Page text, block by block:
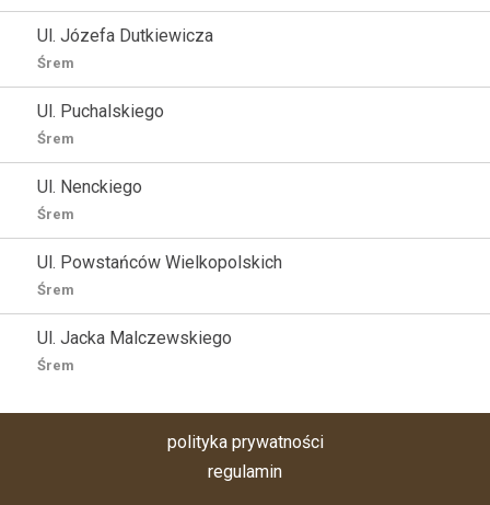
Ul. Józefa Dutkiewicza
Śrem
Ul. Puchalskiego
Śrem
Ul. Nenckiego
Śrem
Ul. Powstańców Wielkopolskich
Śrem
Ul. Jacka Malczewskiego
Śrem
polityka prywatności
regulamin